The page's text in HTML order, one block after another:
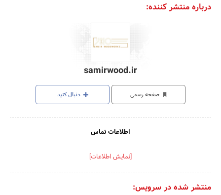
درباره منتشر کننده:
samirwood.ir
صفحه رسمی دنبال کنید
اطلاعات تماس
[نمایش اطلاعات]
منتشر شده در سرویس: